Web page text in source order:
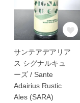
サンテアデアリア
ス シグナルキュ
ーズ / Sante
Adairius Rustic
Ales (SARA)